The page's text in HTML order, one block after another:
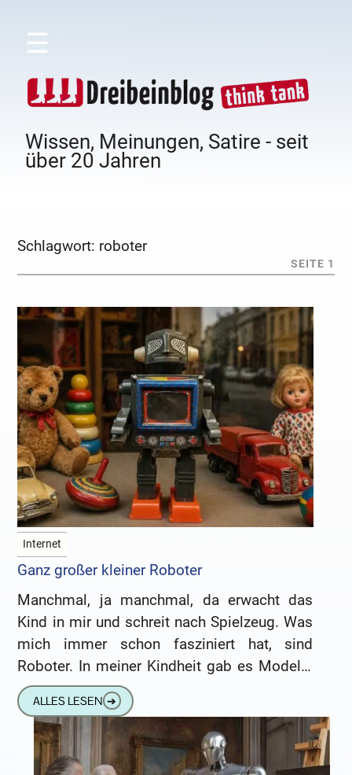
☰
Wissen, Meinungen, Satire - seit
über 20 Jahren
Schlagwort: roboter
SEITE 1
Internet
Ganz großer kleiner Roboter
Manchmal, ja manchmal, da erwacht das
Kind in mir und schreit nach Spielzeug. Was
mich immer schon fasziniert hat, sind
Roboter. In meiner Kindheit gab es Modelle
aus Japan und
ALLES LESEN ➔